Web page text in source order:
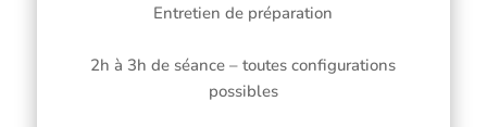
Entretien de préparation
2h à 3h de séance – toutes configurations
possibles